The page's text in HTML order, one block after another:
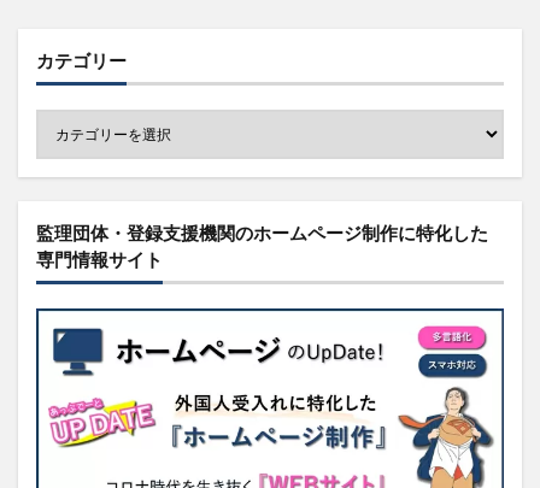
カテゴリー
監理団体・登録支援機関のホームページ制作に特化した
専門情報サイト